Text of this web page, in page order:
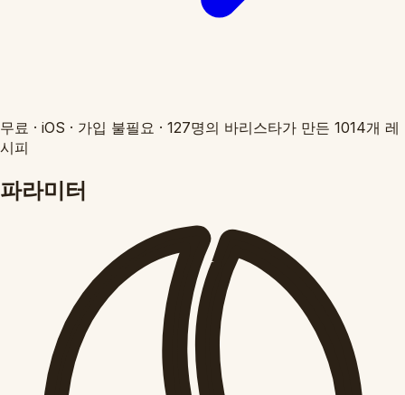
무료 · iOS · 가입 불필요 · 127명의 바리스타가 만든 1014개 레
시피
파라미터